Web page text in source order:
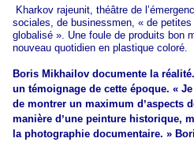
Kharkov rajeunit, théâtre de
sociales, de businessmen, « de
globalisé ». Une foule de produits bon
nouveau quotidien en plastique coloré.
Boris Mikhailov documente la réalité.
un témoignage de cette époque. «
de montrer un maximum dʼaspects
manière dʼune peinture historique,
la photographie documentaire. »